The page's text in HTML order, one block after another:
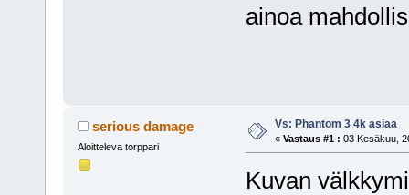
ainoa
serious damage
Aloitteleva torppari
Vs: Phantom 3 4k asiaa
« Vastaus #1 : 03 Kesäkuu,
Kuvan